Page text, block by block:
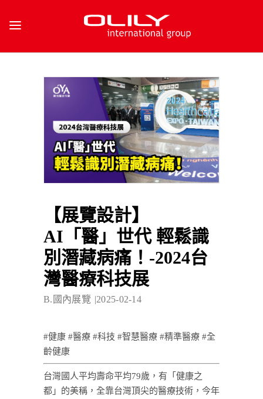
【展覽設計】
AI「醫」世代 輕鬆識
別潛藏病痛！-2024台
灣醫療科技展
B.國內展覽 2025-02-14
#健康 #醫療 #科技 #智慧醫療 #精準醫療 #全
齡健康
台灣國人平均壽命平均79歲，有「健康之
都」的美稱，全靠台灣頂尖的醫療技術，今年